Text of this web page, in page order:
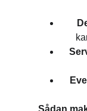
Sådan